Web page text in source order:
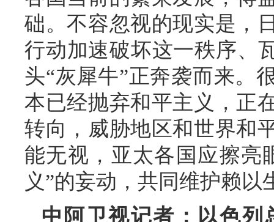
础。不容忽视的现实是，
行动加速破坏这一秩序、
头“灰犀牛”正奔袭而来。
本已经抛弃和平主义，正
转向，威胁地区和世界和
能无视，亚太各国应擦亮
义”的妄动，共同维护赖
中阿卫视记者：以色列